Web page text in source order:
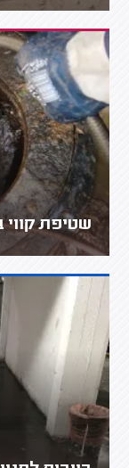
שטיפת קווי